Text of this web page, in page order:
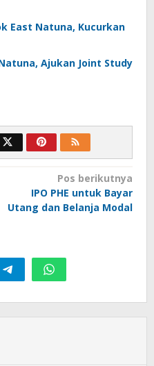
East Natuna, Kucurkan
Ajukan Joint Study
Pos berikutnya
IPO PHE untuk Bayar
Utang dan Belanja Modal